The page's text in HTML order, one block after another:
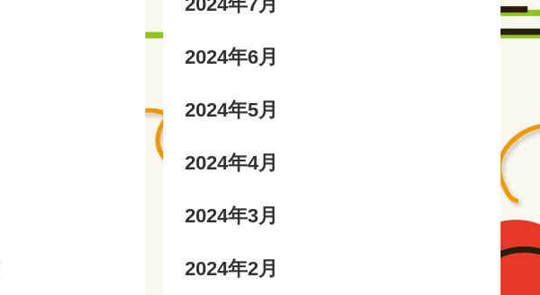
2024年6月
2024年5月
2024年4月
2024年3月
2024年2月